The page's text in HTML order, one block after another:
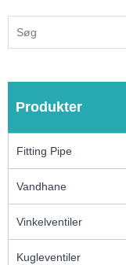
Produkter
Fitting Pipe
Vandhane
Vinkelventiler
Kugleventiler